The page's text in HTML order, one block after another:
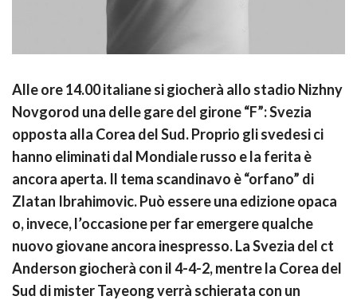
Alle ore 14.00 italiane si giocherà allo stadio Nizhny
Novgorod una delle gare del girone “F”: Svezia
opposta alla Corea del Sud. Proprio gli svedesi ci
hanno eliminati dal Mondiale russo e la ferita è
ancora aperta. Il tema scandinavo è “orfano” di
Zlatan Ibrahimovic. Può essere una edizione opaca
o, invece, l’occasione per far emergere qualche
nuovo giovane ancora inespresso. La Svezia del ct
Anderson giocherà con il 4-4-2, mentre la Corea del
Sud di mister Tayeong verrà schierata con un